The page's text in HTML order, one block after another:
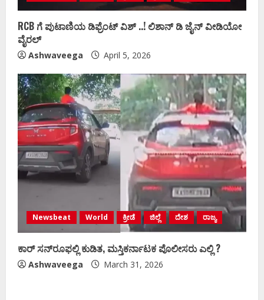
RCB ಗೆ ಪುಟಾಣಿಯ ಡಿಫ್ರೆಂಟ್‌ ವಿಶ್ ..! ಲಿಶಾನ್‌ ಡಿ ಜೈನ್‌ ವೀಡಿಯೋ
ವೈರಲ್
Ashwaveega April 5, 2026
Newsbeat World ಕ್ರೀಡೆ ಜಿಲ್ಲೆ ದೇಶ ರಾಜ್ಯ
ಕಾರ್ ಸನ್‌ರೂಫಲ್ಲಿ ಕುಡಿತ, ಮಸ್ತಿಕರ್ನಾಟಕ ಪೊಲೀಸರು ಎಲ್ಲಿ ?
Ashwaveega March 31, 2026